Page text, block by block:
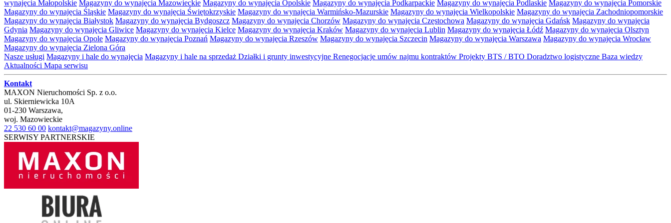
wynajęcia Małopolskie Magazyny do wynajęcia Mazowieckie Magazyny do wynajęcia Opolskie Magazyny do wynajęcia Podkarpackie Magazyny do wynajęcia Podlaskie Magazyny do wynajęcia Pomorskie
Magazyny do wynajęcia Śląskie Magazyny do wynajęcia Świętokrzyskie Magazyny do wynajęcia Warmińsko-Mazurskie Magazyny do wynajęcia Wielkopolskie Magazyny do wynajęcia Zachodniopomorskie
Magazyny do wynajęcia Białystok Magazyny do wynajęcia Bydgoszcz Magazyny do wynajęcia Chorzów Magazyny do wynajęcia Częstochowa Magazyny do wynajęcia Gdańsk Magazyny do wynajęcia
Gdynia Magazyny do wynajęcia Gliwice Magazyny do wynajęcia Kielce Magazyny do wynajęcia Kraków Magazyny do wynajęcia Lublin Magazyny do wynajęcia Łódź Magazyny do wynajęcia Olsztyn
Magazyny do wynajęcia Opole Magazyny do wynajęcia Poznań Magazyny do wynajęcia Rzeszów Magazyny do wynajęcia Szczecin Magazyny do wynajęcia Warszawa Magazyny do wynajęcia Wrocław
Magazyny do wynajęcia Zielona Góra
Nasze usługi Magazyny i hale do wynajęcia Magazyny i hale na sprzedaż Działki i grunty inwestycyjne Renegocjacje umów najmu kontraktów Projekty BTS / BTO Doradztwo logistyczne Baza wiedzy
Aktualności Mapa serwisu
Kontakt
MAXON Nieruchomości Sp. z o.o.
ul. Skierniewicka 10A
01-230 Warszawa,
woj. Mazowieckie
22 530 60 00 kontakt@magazyny.online
SERWISY PARTNERSKIE